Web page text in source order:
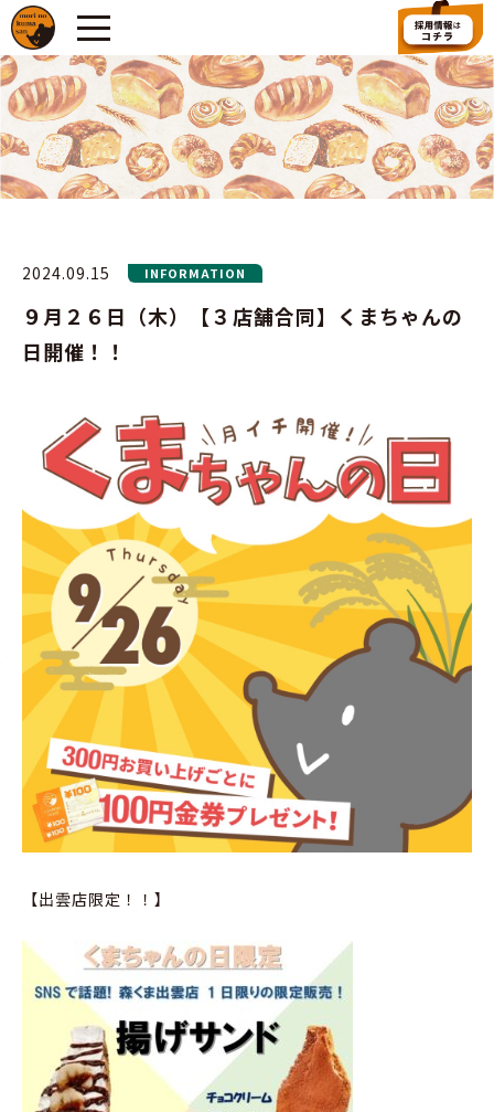
2024.09.15 INFORMATION
９月２６日（木）【３店舗合同】くまちゃんの
日開催！！
【出雲店限定！！】